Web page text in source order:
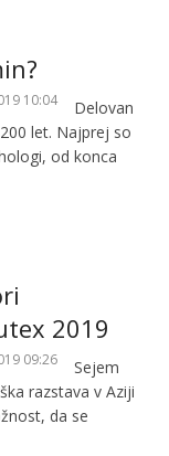
10:04
Delovan
let. Najprej so
od konca
2019
09:26
Sejem
razstava v Aziji
da se